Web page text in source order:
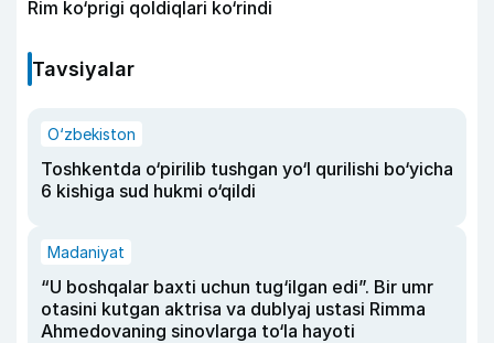
Rim ko‘prigi qoldiqlari ko‘rindi
Tavsiyalar
O‘zbekiston
Toshkentda o‘pirilib tushgan yo‘l qurilishi bo‘yicha
6 kishiga sud hukmi o‘qildi
Madaniyat
“U boshqalar baxti uchun tug‘ilgan edi”. Bir umr
otasini kutgan aktrisa va dublyaj ustasi Rimma
Ahmedovaning sinovlarga to‘la hayoti